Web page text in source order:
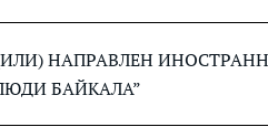
НАПРАВЛЕН
БАЙКАЛА”